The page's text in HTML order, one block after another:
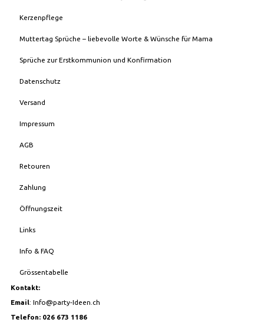
Kerzenpflege
Muttertag Sprüche – liebevolle Worte & Wünsche für Mama
Sprüche zur Erstkommunion und Konfirmation
Datenschutz
Versand
Impressum
AGB
Retouren
Zahlung
Öffnungszeit
Links
Info & FAQ
Grössentabelle
Kontakt:
Email: Info@party-Ideen.ch
Telefon: 026 673 1186